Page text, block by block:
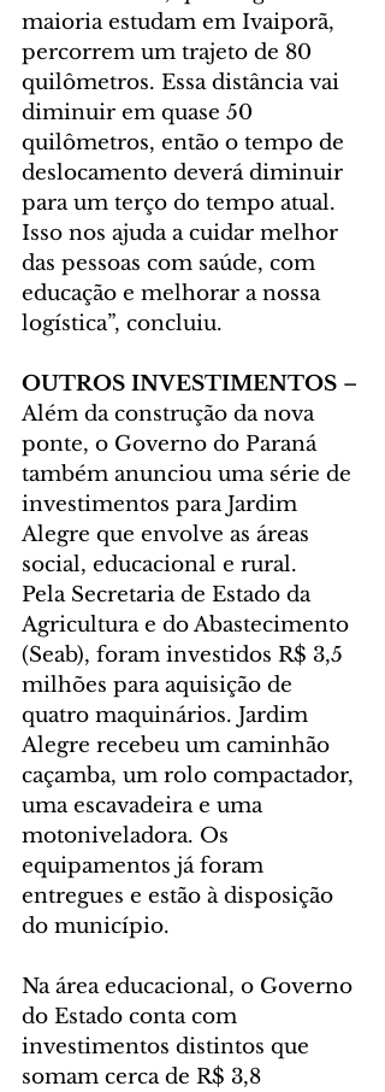
maioria estudam em Ivaiporã,
percorrem um trajeto de 80
quilômetros. Essa distância vai
diminuir em quase 50
quilômetros, então o tempo de
deslocamento deverá diminuir
para um terço do tempo atual.
Isso nos ajuda a cuidar melhor
das pessoas com saúde, com
educação e melhorar a nossa
logística”, concluiu.
OUTROS INVESTIMENTOS –
Além da construção da nova
ponte, o Governo do Paraná
também anunciou uma série de
investimentos para Jardim
Alegre que envolve as áreas
social, educacional e rural.
Pela Secretaria de Estado da
Agricultura e do Abastecimento
(Seab), foram investidos R$ 3,5
milhões para aquisição de
quatro maquinários. Jardim
Alegre recebeu um caminhão
caçamba, um rolo compactador,
uma escavadeira e uma
motoniveladora. Os
equipamentos já foram
entregues e estão à disposição
do município.
Na área educacional, o Governo
do Estado conta com
investimentos distintos que
somam cerca de R$ 3,8